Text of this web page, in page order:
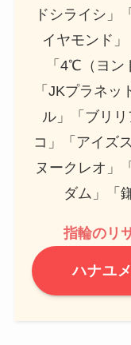
ドシライシ」
イヤモンド」
「4℃（ヨン
「JKプラネ
ル」「ブリ
コ」「アイズ
ヌークレオ」
ダム」「
指輪のリ
ハナユ